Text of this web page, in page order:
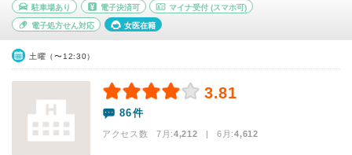
駐車場あり 電子決済可 マイナ受付 (スマホ可)
電子処方せん対応 女医在籍
土曜（〜12:30）
3.81
86件
アクセス数 7月:4,212 | 6月:4,612